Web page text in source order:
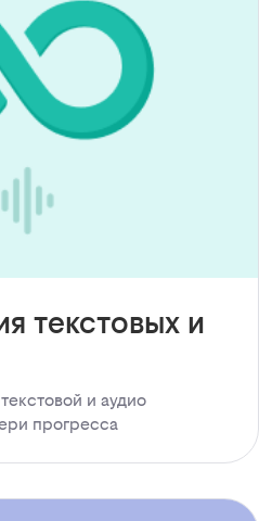
текстовых и
и аудио
прогресса